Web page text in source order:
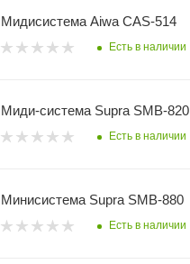
Мидисистема Aiwa CAS-514
Есть в наличии
Миди-система Supra SMB-820
Есть в наличии
Минисистема Supra SMB-880
Есть в наличии